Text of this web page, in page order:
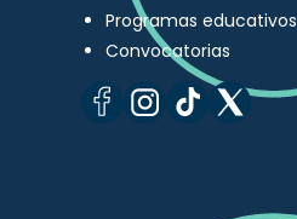
Programas educativos
Convocatorias